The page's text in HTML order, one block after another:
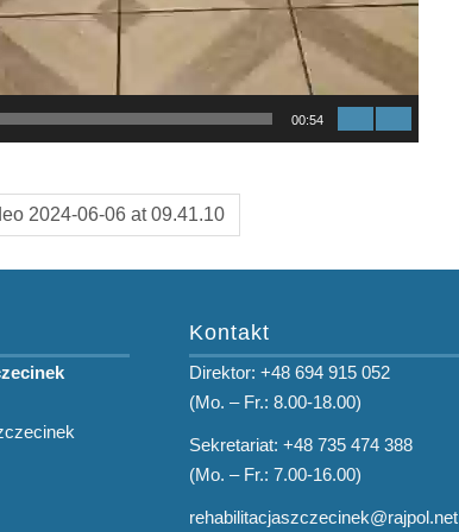
00:54
2024-06-06 at 09.41.10
Kontakt
Direktor: +48 694 915 052
(Mo. – Fr.: 8.00-18.00)
Sekretariat: +48 735 474 388
(Mo. – Fr.: 7.00-16.00)
rehabilitacjaszczecinek@rajpol.net